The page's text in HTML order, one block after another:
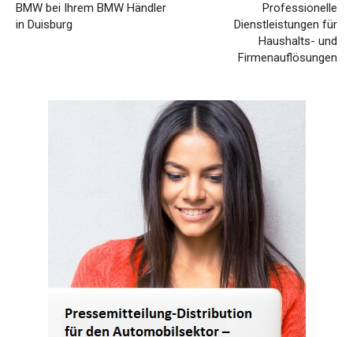
BMW bei Ihrem BMW Händler
in Duisburg
Professionelle
Dienstleistungen für
Haushalts- und
Firmenauflösungen